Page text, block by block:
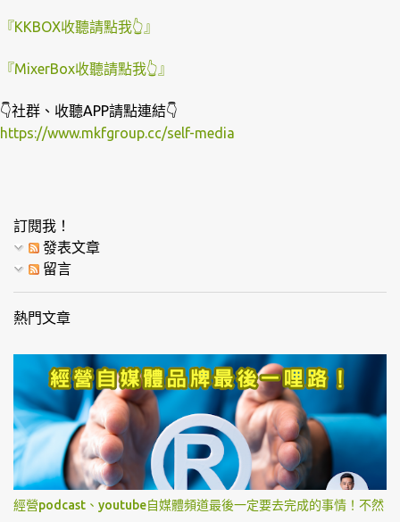
『KKBOX收聽請點我👆』
『MixerBox收聽請點我👆』
👇社群、收聽APP請點連結👇
https://www.mkfgroup.cc/self-media
訂閱我！
發表文章
留言
熱門文章
經營podcast、youtube自媒體頻道最後一定要去完成的事情！不然